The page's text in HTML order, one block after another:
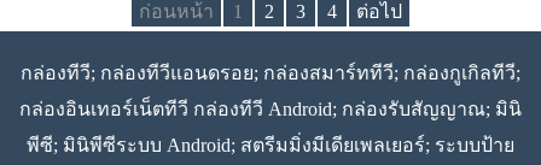
ก่อนหน้า 1 2 3 4 ต่อไป
กล่องทีวี; กล่องทีวีแอนดรอย; กล่องสมาร์ททีวี; กล่องกูเกิลทีวี;
กล่องอินเทอร์เน็ตทีวี กล่องทีวี Android; กล่องรับสัญญาณ; มินิ
พีซี; มินิพีซีระบบ Android; สตรีมมิ่งมีเดียเพลเยอร์; ระบบป้าย